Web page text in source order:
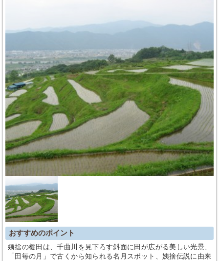
おすすめのポイント
姨捨の棚田は、千曲川を見下ろす斜面に田が広がる美しい光景、
「田毎の月」で古くから知られる名月スポット、姨捨伝説に由来